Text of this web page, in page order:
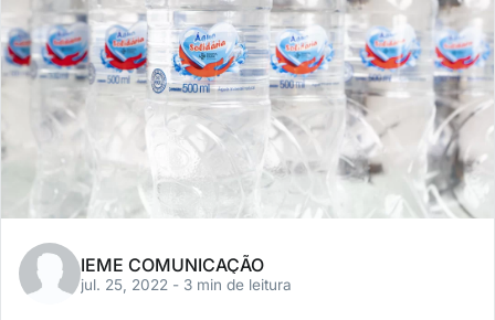
IEME COMUNICAÇÃO
jul. 25, 2022 - 3 min de leitura